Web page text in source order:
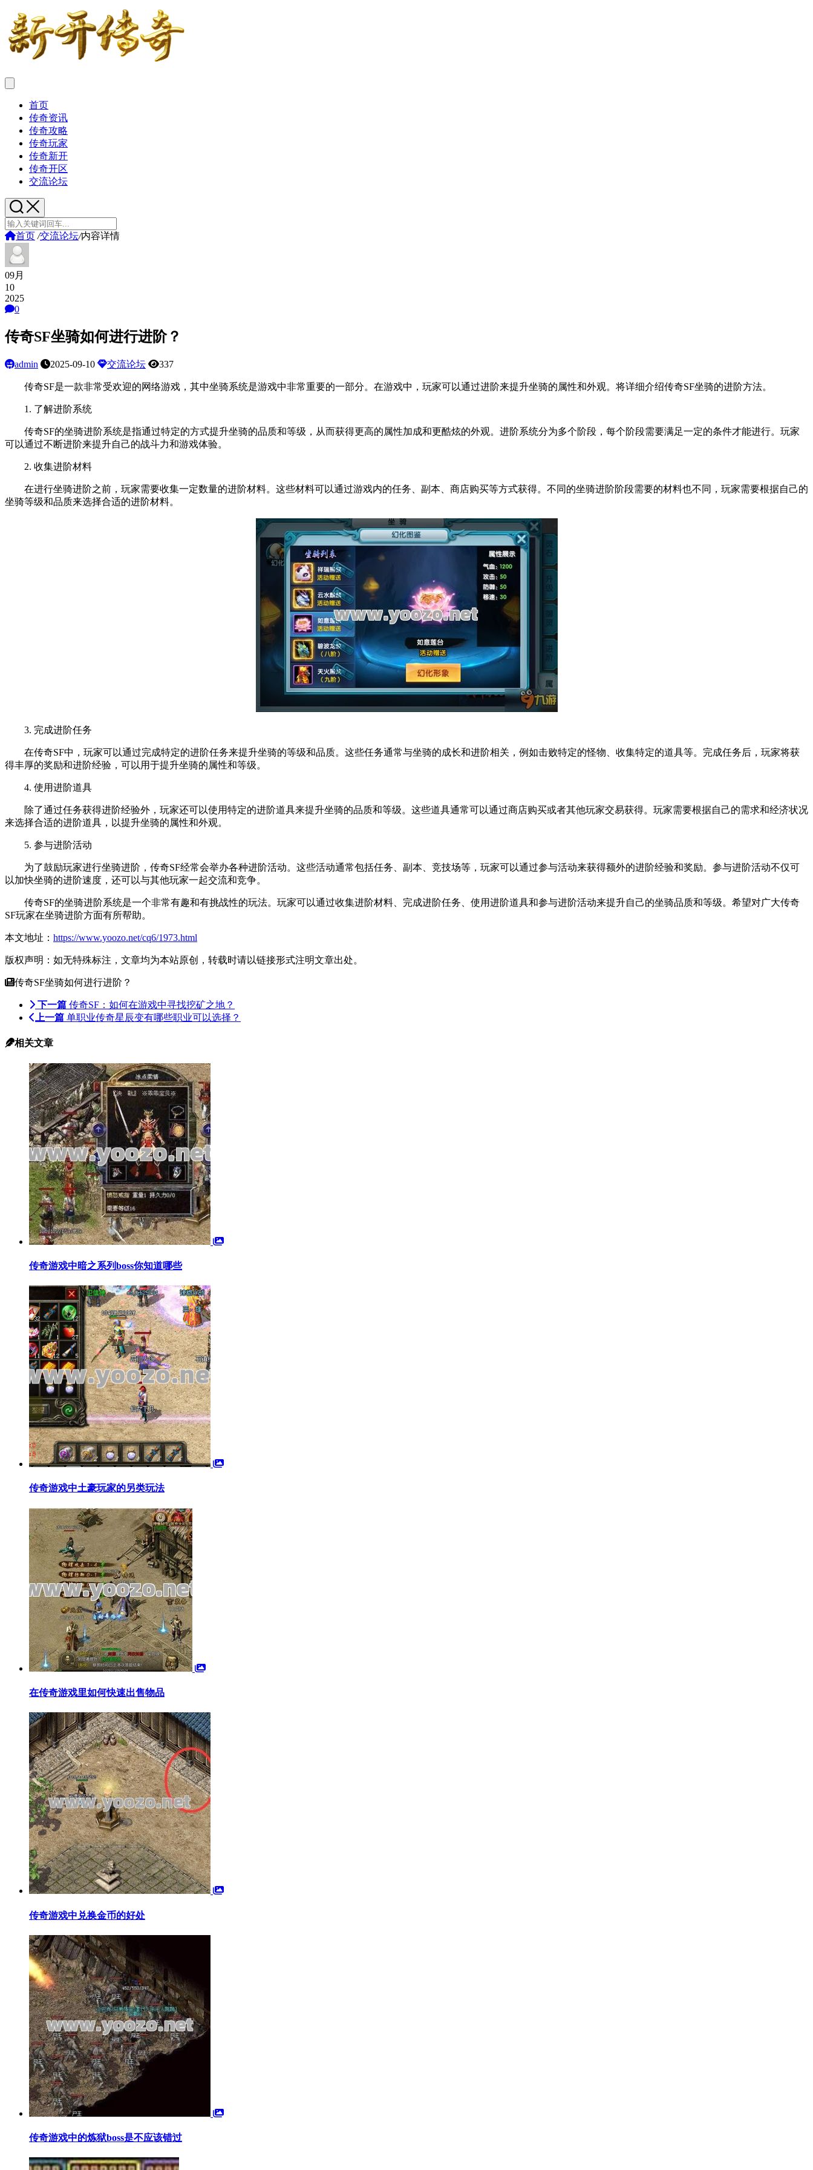
首页
传奇资讯
传奇攻略
传奇玩家
传奇新开
传奇开区
交流论坛
首页 /交流论坛/内容详情
09月
10
2025
0
传奇SF坐骑如何进行进阶？
admin 2025-09-10 交流论坛 337
传奇SF是一款非常受欢迎的网络游戏，其中坐骑系统是游戏中非常重要的一部分。在游戏中，玩家可以通过进阶来提升坐骑的属性和外观。将详细介绍传奇SF坐骑的进阶方法。
1. 了解进阶系统
传奇SF的坐骑进阶系统是指通过特定的方式提升坐骑的品质和等级，从而获得更高的属性加成和更酷炫的外观。进阶系统分为多个阶段，每个阶段需要满足一定的条件才能进行。玩家
可以通过不断进阶来提升自己的战斗力和游戏体验。
2. 收集进阶材料
在进行坐骑进阶之前，玩家需要收集一定数量的进阶材料。这些材料可以通过游戏内的任务、副本、商店购买等方式获得。不同的坐骑进阶阶段需要的材料也不同，玩家需要根据自己的
坐骑等级和品质来选择合适的进阶材料。
3. 完成进阶任务
在传奇SF中，玩家可以通过完成特定的进阶任务来提升坐骑的等级和品质。这些任务通常与坐骑的成长和进阶相关，例如击败特定的怪物、收集特定的道具等。完成任务后，玩家将获
得丰厚的奖励和进阶经验，可以用于提升坐骑的属性和等级。
4. 使用进阶道具
除了通过任务获得进阶经验外，玩家还可以使用特定的进阶道具来提升坐骑的品质和等级。这些道具通常可以通过商店购买或者其他玩家交易获得。玩家需要根据自己的需求和经济状况
来选择合适的进阶道具，以提升坐骑的属性和外观。
5. 参与进阶活动
为了鼓励玩家进行坐骑进阶，传奇SF经常会举办各种进阶活动。这些活动通常包括任务、副本、竞技场等，玩家可以通过参与活动来获得额外的进阶经验和奖励。参与进阶活动不仅可
以加快坐骑的进阶速度，还可以与其他玩家一起交流和竞争。
传奇SF的坐骑进阶系统是一个非常有趣和有挑战性的玩法。玩家可以通过收集进阶材料、完成进阶任务、使用进阶道具和参与进阶活动来提升自己的坐骑品质和等级。希望对广大传奇
SF玩家在坐骑进阶方面有所帮助。
本文地址： https://www.yoozo.net/cq6/1973.html
版权声明：如无特殊标注，文章均为本站原创，转载时请以链接形式注明文章出处。
传奇SF坐骑如何进行进阶？
下一篇 传奇SF：如何在游戏中寻找挖矿之地？
上一篇 单职业传奇星辰变有哪些职业可以选择？
相关文章
传奇游戏中暗之系列boss你知道哪些
传奇游戏中土豪玩家的另类玩法
在传奇游戏里如何快速出售物品
传奇游戏中兑换金币的好处
传奇游戏中的炼狱boss是不应该错过